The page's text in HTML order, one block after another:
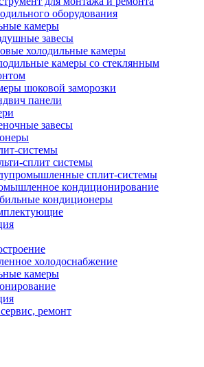
оборудования
камеры
завесы
холодильные камеры
камеры со стеклянным
шоковой заморозки
панели
завесы
системы
сплит системы
сплит-системы
кондиционирование
кондиционеры
холодоснабжение
камеры
ремонт